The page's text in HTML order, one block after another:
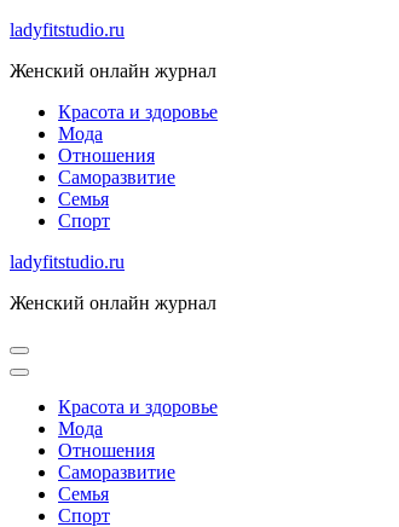
Skip
content
ladyfitstudio.ru
Женский онлайн журнал
Красота и здоровье
Мода
Отношения
Саморазвитие
Семья
Спорт
ladyfitstudio.ru
Женский онлайн журнал
Красота и здоровье
Мода
Отношения
Саморазвитие
Семья
Спорт